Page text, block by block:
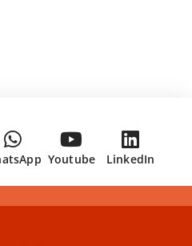
Youtube LinkedIn